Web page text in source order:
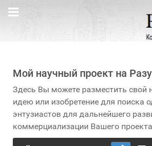
Мой научный проект на
Здесь Вы можете разместить свой
идею или изобретение для поиска
энтузиастов для дальнейшего
коммерциализации Вашего